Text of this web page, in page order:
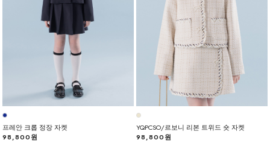
프레안 크롭 정장 자켓
98,800원
YQPCSO/르보니 리본 트위드 숏 자켓
98,800원